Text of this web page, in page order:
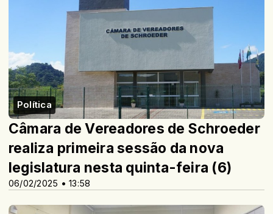
Política
06/02/2025 • 13:58
Câmara de Vereadores de Schroeder
realiza primeira sessão da nova
legislatura nesta quinta-feira (6)